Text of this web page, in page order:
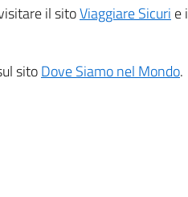
il sitoViaggiare Sicuri e i
sitoDove Siamo nel Mondo.